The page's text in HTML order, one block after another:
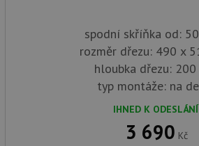
spodní skříňka od:
rozměr dřezu: 490 x
hloubka dřezu: 200
typ montáže: na
IHNED K ODESLÁNÍ
3 690 Kč